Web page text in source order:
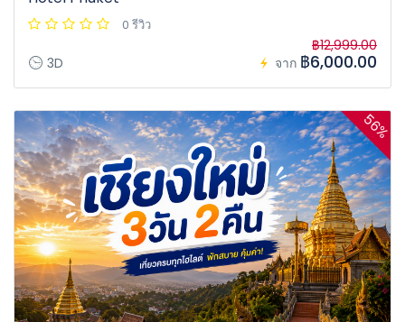
0 รีวิว
3D จาก
฿12,999.00
฿6,000.00
56%